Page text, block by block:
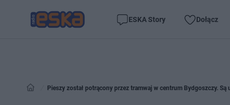
ESKA Story Dołącz
Pieszy został potrącony przez tramwaj w centrum Bydgoszczy.